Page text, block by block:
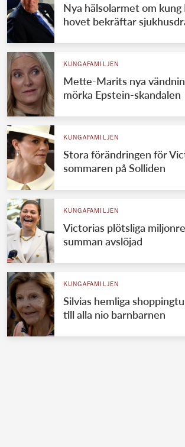
Nya hälsolarmet om kung
hovet bekräftar
KUNGAFAMILJEN
Mette-Marits nya
mörka Epstein-skandalen
KUNGAFAMILJEN
Stora förändringen för
sommaren på Solliden
KUNGAFAMILJEN
Victorias plötsliga
summan avslöjad
KUNGAFAMILJEN
Silvias hemliga
till alla nio barnbarnen